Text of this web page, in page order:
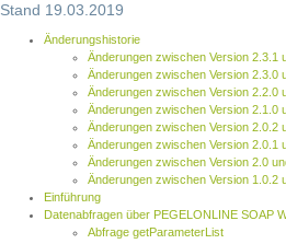
Stand 19.03.2019
Änderungshistorie
Änderungen zwischen Version 2.3.1
Änderungen zwischen Version 2.3.0
Änderungen zwischen Version 2.2.0
Änderungen zwischen Version 2.1.0
Änderungen zwischen Version 2.0.2
Änderungen zwischen Version 2.0.1
Änderungen zwischen Version 2.0
Änderungen zwischen Version 1.0.2
Einführung
Datenabfragen über PEGELONLINE SOAP
Abfrage getParameterList